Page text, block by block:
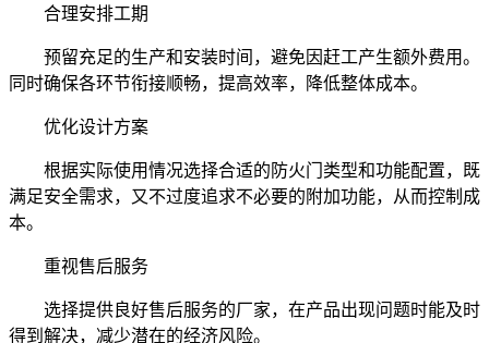
合理安排工期
预留充足的生产和安装时间，避免因赶工产生额外费用。
同时确保各环节衔接顺畅，提高效率，降低整体成本。
优化设计方案
根据实际使用情况选择合适的防火门类型和功能配置，既
满足安全需求，又不过度追求不必要的附加功能，从而控制成
本。
重视售后服务
选择提供良好售后服务的厂家，在产品出现问题时能及时
得到解决，减少潜在的经济风险。